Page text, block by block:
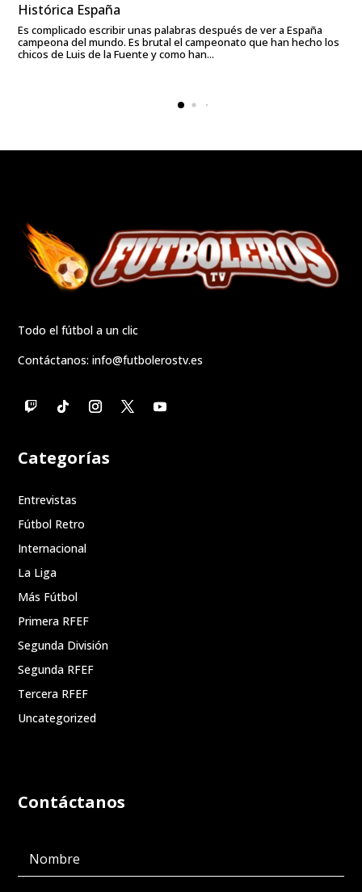
Histórica España
Es complicado escribir unas palabras después de ver a España
campeona del mundo. Es brutal el campeonato que han hecho los
chicos de Luis de la Fuente y como han...
Todo el fútbol a un clic
Contáctanos:info@futbolerostv.es
Categorías
Entrevistas
Fútbol Retro
Internacional
La Liga
Más Fútbol
Primera RFEF
Segunda División
Segunda RFEF
Tercera RFEF
Uncategorized
Contáctanos